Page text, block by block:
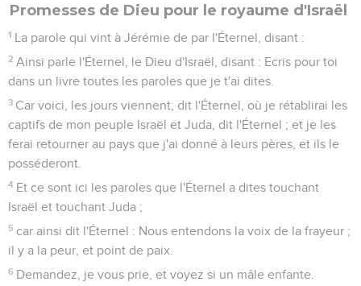
Promesses de Dieu pour le royaume d'Israël
1 La parole qui vint à Jérémie de par l'Éternel, disant :
2 Ainsi parle l'Éternel, le Dieu d'Israël, disant : Ecris pour toi
dans un livre toutes les paroles que je t'ai dites.
3 Car voici, les jours viennent, dit l'Éternel, où je rétablirai les
captifs de mon peuple Israël et Juda, dit l'Éternel ; et je les
ferai retourner au pays que j'ai donné à leurs pères, et ils le
posséderont.
4 Et ce sont ici les paroles que l'Éternel a dites touchant
Israël et touchant Juda ;
5 car ainsi dit l'Éternel : Nous entendons la voix de la frayeur ;
il y a la peur, et point de paix.
6 Demandez, je vous prie, et voyez si un mâle enfante.